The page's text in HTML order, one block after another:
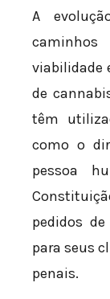
A
viabilidade
de
têm
como o
pessoa
pedidos
para seus
penais.